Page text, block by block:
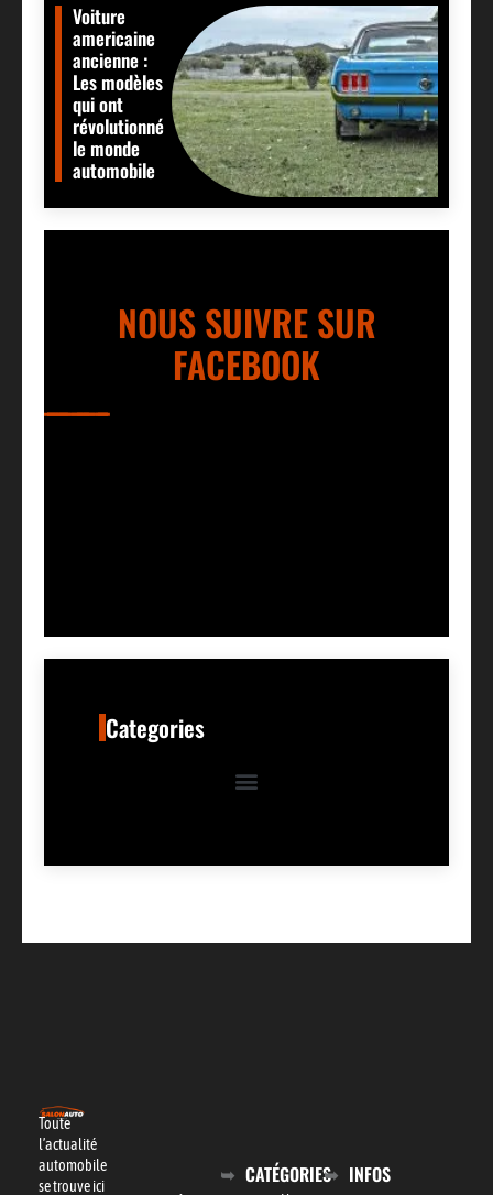
Voiture
americaine
ancienne :
Les modèles
qui ont
révolutionné
le monde
automobile
NOUS SUIVRE SUR
FACEBOOK
Categories
Toute
l’actualité
automobile
se trouve ici
CATÉGORIES INFOS